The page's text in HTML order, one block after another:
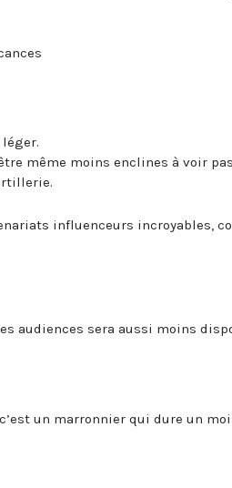
même moins enclines à voir
influenceurs incroyables,
audiences sera aussi moins
un marronnier qui dure un